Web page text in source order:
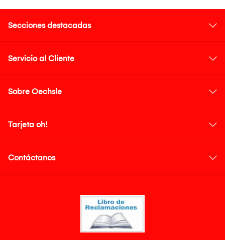
Secciones destacadas
Servicio al Cliente
Sobre Oechsle
Tarjeta oh!
Contáctanos